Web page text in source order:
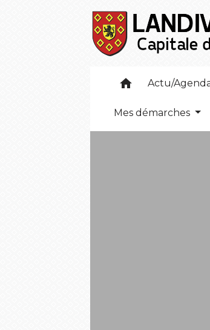
home Actu/
Mes démarches